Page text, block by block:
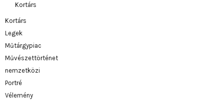
Kortárs
Kortárs
Legek
Műtárgypiac
Művészettörténet
nemzetközi
Portré
Vélemény